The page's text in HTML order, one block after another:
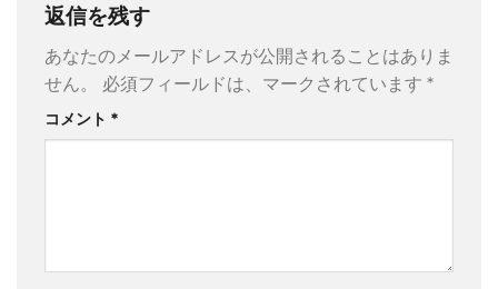
返信を残す
あなたのメールアドレスが公開されることはありま
せん。
必須フィールドは、マークされています *
コメント *